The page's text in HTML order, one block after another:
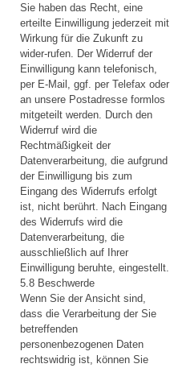
Sie haben das Recht, eine
erteilte Einwilligung jederzeit mit
Wirkung für die Zukunft zu
wider-rufen. Der Widerruf der
Einwilligung kann telefonisch,
per E-Mail, ggf. per Telefax oder
an unsere Postadresse formlos
mitgeteilt werden. Durch den
Widerruf wird die
Rechtmäßigkeit der
Datenverarbeitung, die aufgrund
der Einwilligung bis zum
Eingang des Widerrufs erfolgt
ist, nicht berührt. Nach Eingang
des Widerrufs wird die
Datenverarbeitung, die
ausschließlich auf Ihrer
Einwilligung beruhte, eingestellt.
5.8 Beschwerde
Wenn Sie der Ansicht sind,
dass die Verarbeitung der Sie
betreffenden
personenbezogenen Daten
rechtswidrig ist, können Sie